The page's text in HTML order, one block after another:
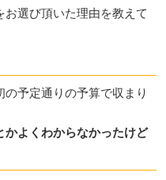
選び頂いた理由を教えて
予定通りの予算で収まり
かよくわからなかったけど